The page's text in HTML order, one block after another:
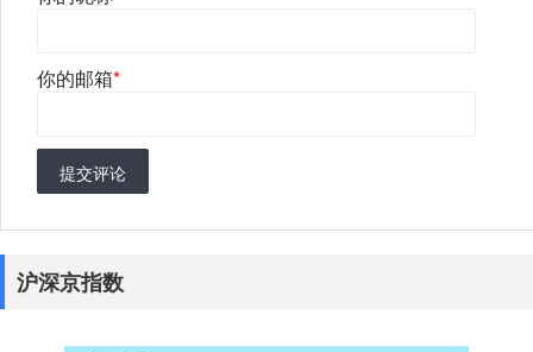
你的邮箱*
提交评论
沪深京指数